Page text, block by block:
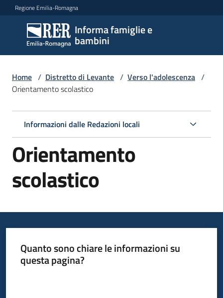
Vai al contenuto
Vai alla navigazione
Vai al footer
Regione Emilia-Romagna
Informa famiglie e
bambini
Informa
famiglie
e
bambini
Argomenti
Servizi
Centri
Informazioni
locali
Home / Distretto di Levante / Verso l'adolescenza /
Orientamento scolastico
Informazioni dalle Redazioni locali
Orientamento
scolastico
Quanto sono chiare le informazioni su
questa pagina?